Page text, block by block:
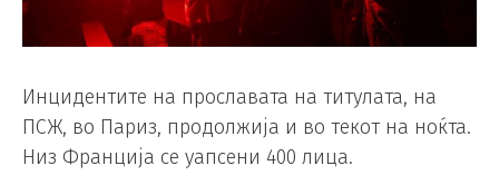
Инцидентите на прославата на титулата, на
ПСЖ, во Париз, продолжија и во текот на ноќта.
Низ Франција се уапсени 400 лица.